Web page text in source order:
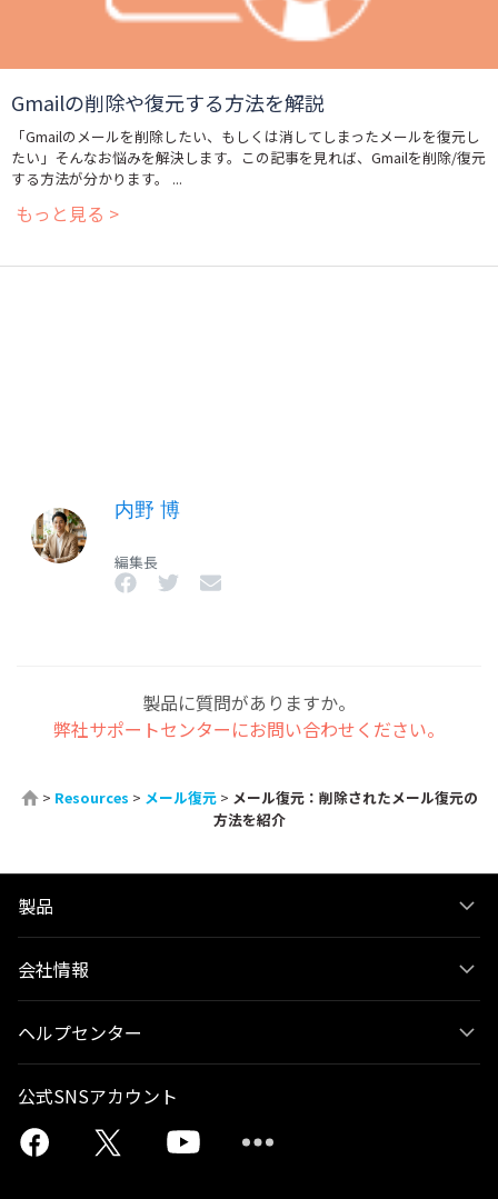
Gmailの削除や復元する方法を解説
「Gmailのメールを削除したい、もしくは消してしまったメールを復元し
たい」そんなお悩みを解決します。この記事を見れば、Gmailを削除/復元
する方法が分かります。 ...
もっと見る >
内野 博
編集長
製品に質問がありますか。
弊社サポートセンターにお問い合わせください。
> Resources > メール復元> メール復元：削除されたメール復元の
方法を紹介
製品
会社情報
ヘルプセンター
公式SNSアカウント